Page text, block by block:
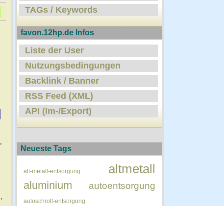
,
,
TAGs / Keywords
favon.12hp.de Infos
Liste der User
Nutzungsbedingungen
Backlink / Banner
RSS Feed (XML)
API (Im-/Export)
Neueste Tags
alt-metall-entsorgung altmetall
aluminium autoentsorgung
autoschrott-entsorgung